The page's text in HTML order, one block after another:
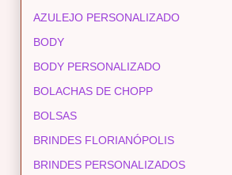
AZULEJO PERSONALIZADO
BODY
BODY PERSONALIZADO
BOLACHAS DE CHOPP
BOLSAS
BRINDES FLORIANÓPOLIS
BRINDES PERSONALIZADOS